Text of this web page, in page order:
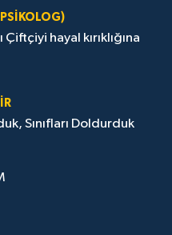
hayal kırıklığına
Sınıfları Doldurduk